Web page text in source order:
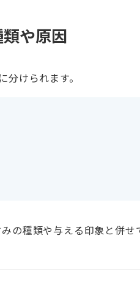
や原因
けられます。
の種類や与える印象と併せ